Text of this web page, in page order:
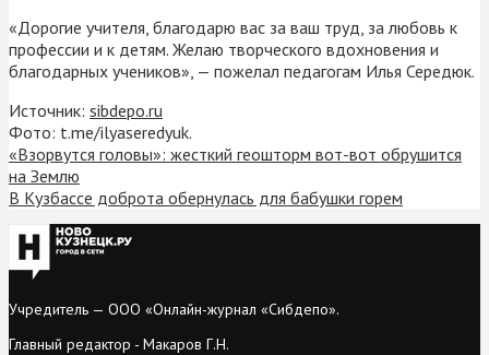
«Дорогие учителя, благодарю вас за ваш труд, за любовь к
профессии и к детям. Желаю творческого вдохновения и
благодарных учеников», — пожелал педагогам Илья Середюк.
Источник: sibdepo.ru
Фото: t.me/ilyaseredyuk.
«Взорвутся головы»: жесткий геошторм вот-вот обрушится
на Землю
В Кузбассе доброта обернулась для бабушки горем
Учредитель — ООО «Онлайн-журнал «Сибдепо».
Главный редактор - Макаров Г.Н.